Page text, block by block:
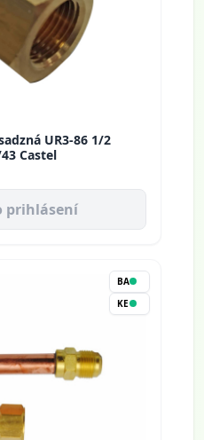
UR3-86 1/2
Castel
prihlásení
BA
KE